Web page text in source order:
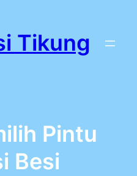
Tikung
Pintu
Besi